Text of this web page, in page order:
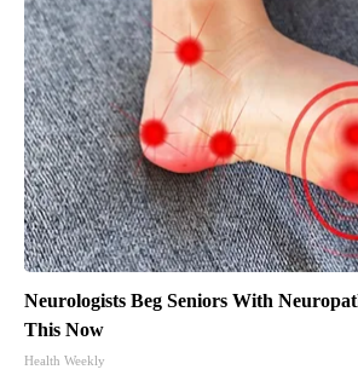
Neurologists Beg Seniors With
This Now
Health Weekly